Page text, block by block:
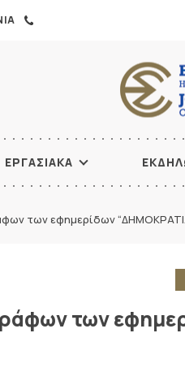
ΕΡΓΑΣΙΑΚΑ
των εφημερίδων
των